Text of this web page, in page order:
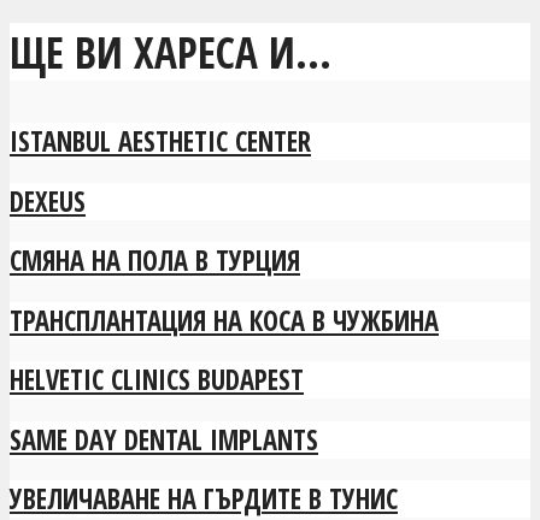
ЩЕ ВИ ХАРЕСА И...
ISTANBUL AESTHETIC CENTER
DEXEUS
СМЯНА НА ПОЛА В ТУРЦИЯ
ТРАНСПЛАНТАЦИЯ НА КОСА В ЧУЖБИНА
HELVETIC CLINICS BUDAPEST
SAME DAY DENTAL IMPLANTS
УВЕЛИЧАВАНЕ НА ГЪРДИТЕ В ТУНИС